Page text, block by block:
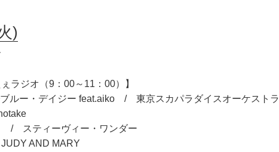
)
ラジオ（9：00～11：00）】
ルー・デイジー feat.aiko / 東京スカパラダイスオーケストラ
スティーヴィー・ワンダー
AND MARY